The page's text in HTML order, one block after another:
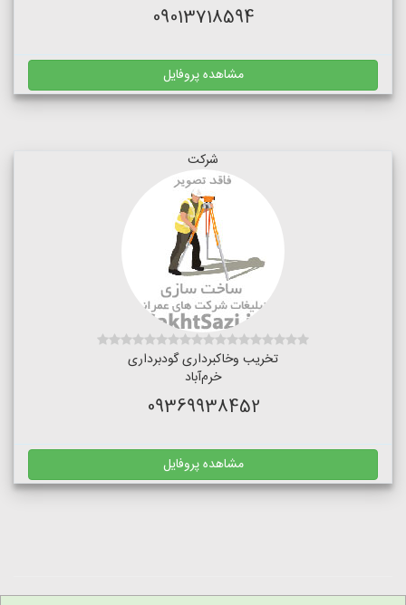
09013718594
مشاهده پروفایل
شرکت
تخریب وخاکبرداری گودبرداری
خرم‌آباد
09369938452
مشاهده پروفایل